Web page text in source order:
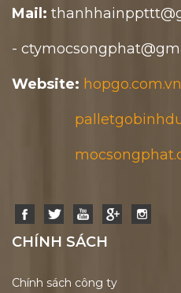
Mail:
-
Website: hopgo.com.vn
CHÍNH SÁCH
Chính sách công ty